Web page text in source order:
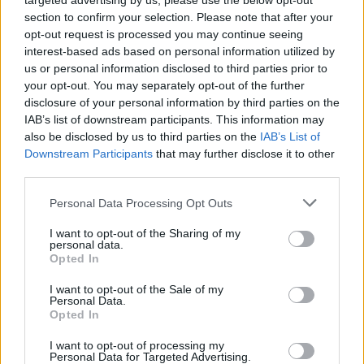
section to confirm your selection. Please note that after your
opt-out request is processed you may continue seeing
interest-based ads based on personal information utilized by
us or personal information disclosed to third parties prior to
your opt-out. You may separately opt-out of the further
disclosure of your personal information by third parties on the
IAB’s list of downstream participants. This information may
also be disclosed by us to third parties on the IAB’s List of
Downstream Participants that may further disclose it to other
Please note that this website/app uses one or more Google
not limited to your visit or usage behaviour. You may click to
grant or deny consent to Google and its third-party tags to
use your data for below specified purposes in below Google
consent section.
Personal Data Processing Opt Outs
I want to opt-out of the Sharing of my
personal data.
Opted In
I want to opt-out of the Sale of my
Personal Data.
Opted In
I want to opt-out of processing my
Personal Data for Targeted Advertising.
ajándékoznak egymásnak az úgymond nyugati
országok a verseny végén. De nagyon béna volt az
egész, tele olyan figurákkal, akiket már százszor
láttunk (elbűvölő homokos, menő producer, aki
szlengben beszél, jó csaj, gonosz producer).Semmi,
de tényleg semmi eredeti nem volt sajnos- talán
csak az elején az a Volcano Man dal, az jó pont. Egy
jó pont volt még, Graham Norton megjelenése (én
talkshow-madárként ismerem), az ő
szarkasztikusságából kellett volna még bőven a
filmbe. Jól ábrázolták az egész zenei
"euróvíziósságot"; azt, hogy minden dal egy
kaptafára készül, hasonló dallamvezetés, hasonló
színpadi megjelenés. De nem volt bennük paródia,
inkább csak kicsit nevetségesek voltak a szövegek,
ezeken tudtam kicsit nevetni.